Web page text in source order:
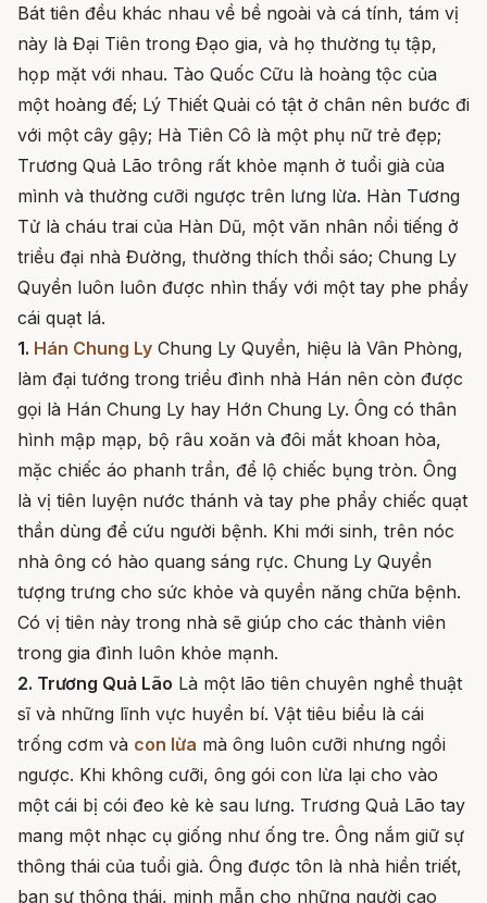
Bát tiên đều khác nhau về bề ngoài và cá tính, tám vị
này là Đại Tiên trong Đạo gia, và họ thường tụ tập,
họp mặt với nhau. Tào Quốc Cữu là hoàng tộc của
một hoàng đế; Lý Thiết Quải có tật ở chân nên bước đi
với một cây gậy; Hà Tiên Cô là một phụ nữ trẻ đẹp;
Trương Quả Lão trông rất khỏe mạnh ở tuổi già của
mình và thường cưỡi ngược trên lưng lừa. Hàn Tương
Tử là cháu trai của Hàn Dũ, một văn nhân nổi tiếng ở
triều đại nhà Đường, thường thích thổi sáo; Chung Ly
Quyền luôn luôn được nhìn thấy với một tay phe phẩy
cái quạt lá.
1. Hán Chung Ly Chung Ly Quyền, hiệu là Vân Phòng,
làm đại tướng trong triều đình nhà Hán nên còn được
gọi là Hán Chung Ly hay Hớn Chung Ly. Ông có thân
hình mập mạp, bộ râu xoăn và đôi mắt khoan hòa,
mặc chiếc áo phanh trần, để lộ chiếc bụng tròn. Ông
là vị tiên luyện nước thánh và tay phe phẩy chiếc quạt
thần dùng để cứu người bệnh. Khi mới sinh, trên nóc
nhà ông có hào quang sáng rực. Chung Ly Quyền
tượng trưng cho sức khỏe và quyền năng chữa bệnh.
Có vị tiên này trong nhà sẽ giúp cho các thành viên
trong gia đình luôn khỏe mạnh.
2. Trương Quả Lão Là một lão tiên chuyên nghề thuật
sĩ và những lĩnh vực huyền bí. Vật tiêu biểu là cái
trống cơm và con lừa mà ông luôn cưỡi nhưng ngồi
ngược. Khi không cưỡi, ông gói con lừa lại cho vào
một cái bị cói đeo kè kè sau lưng. Trương Quả Lão tay
mang một nhạc cụ giống như ống tre. Ông nắm giữ sự
thông thái của tuổi già. Ông được tôn là nhà hiền triết,
ban sự thông thái, minh mẫn cho những người cao